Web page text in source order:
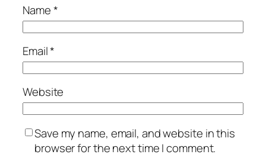
Name*
Email*
Website
Save my name, email, and website in this
browser for the next time I comment.